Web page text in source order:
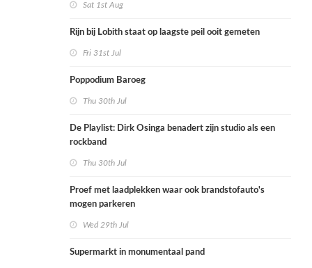
Sat 1st Aug
Rijn bij Lobith staat op laagste peil ooit gemeten
Fri 31st Jul
Poppodium Baroeg
Thu 30th Jul
De Playlist: Dirk Osinga benadert zijn studio als een
rockband
Thu 30th Jul
Proef met laadplekken waar ook brandstofauto's
mogen parkeren
Wed 29th Jul
Supermarkt in monumentaal pand